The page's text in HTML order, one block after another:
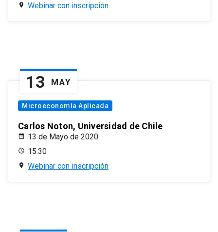
Webinar con inscripción
13 MAY
Microeconomía Aplicada
Carlos Noton, Universidad de Chile
13 de Mayo de 2020
15:30
Webinar con inscripción